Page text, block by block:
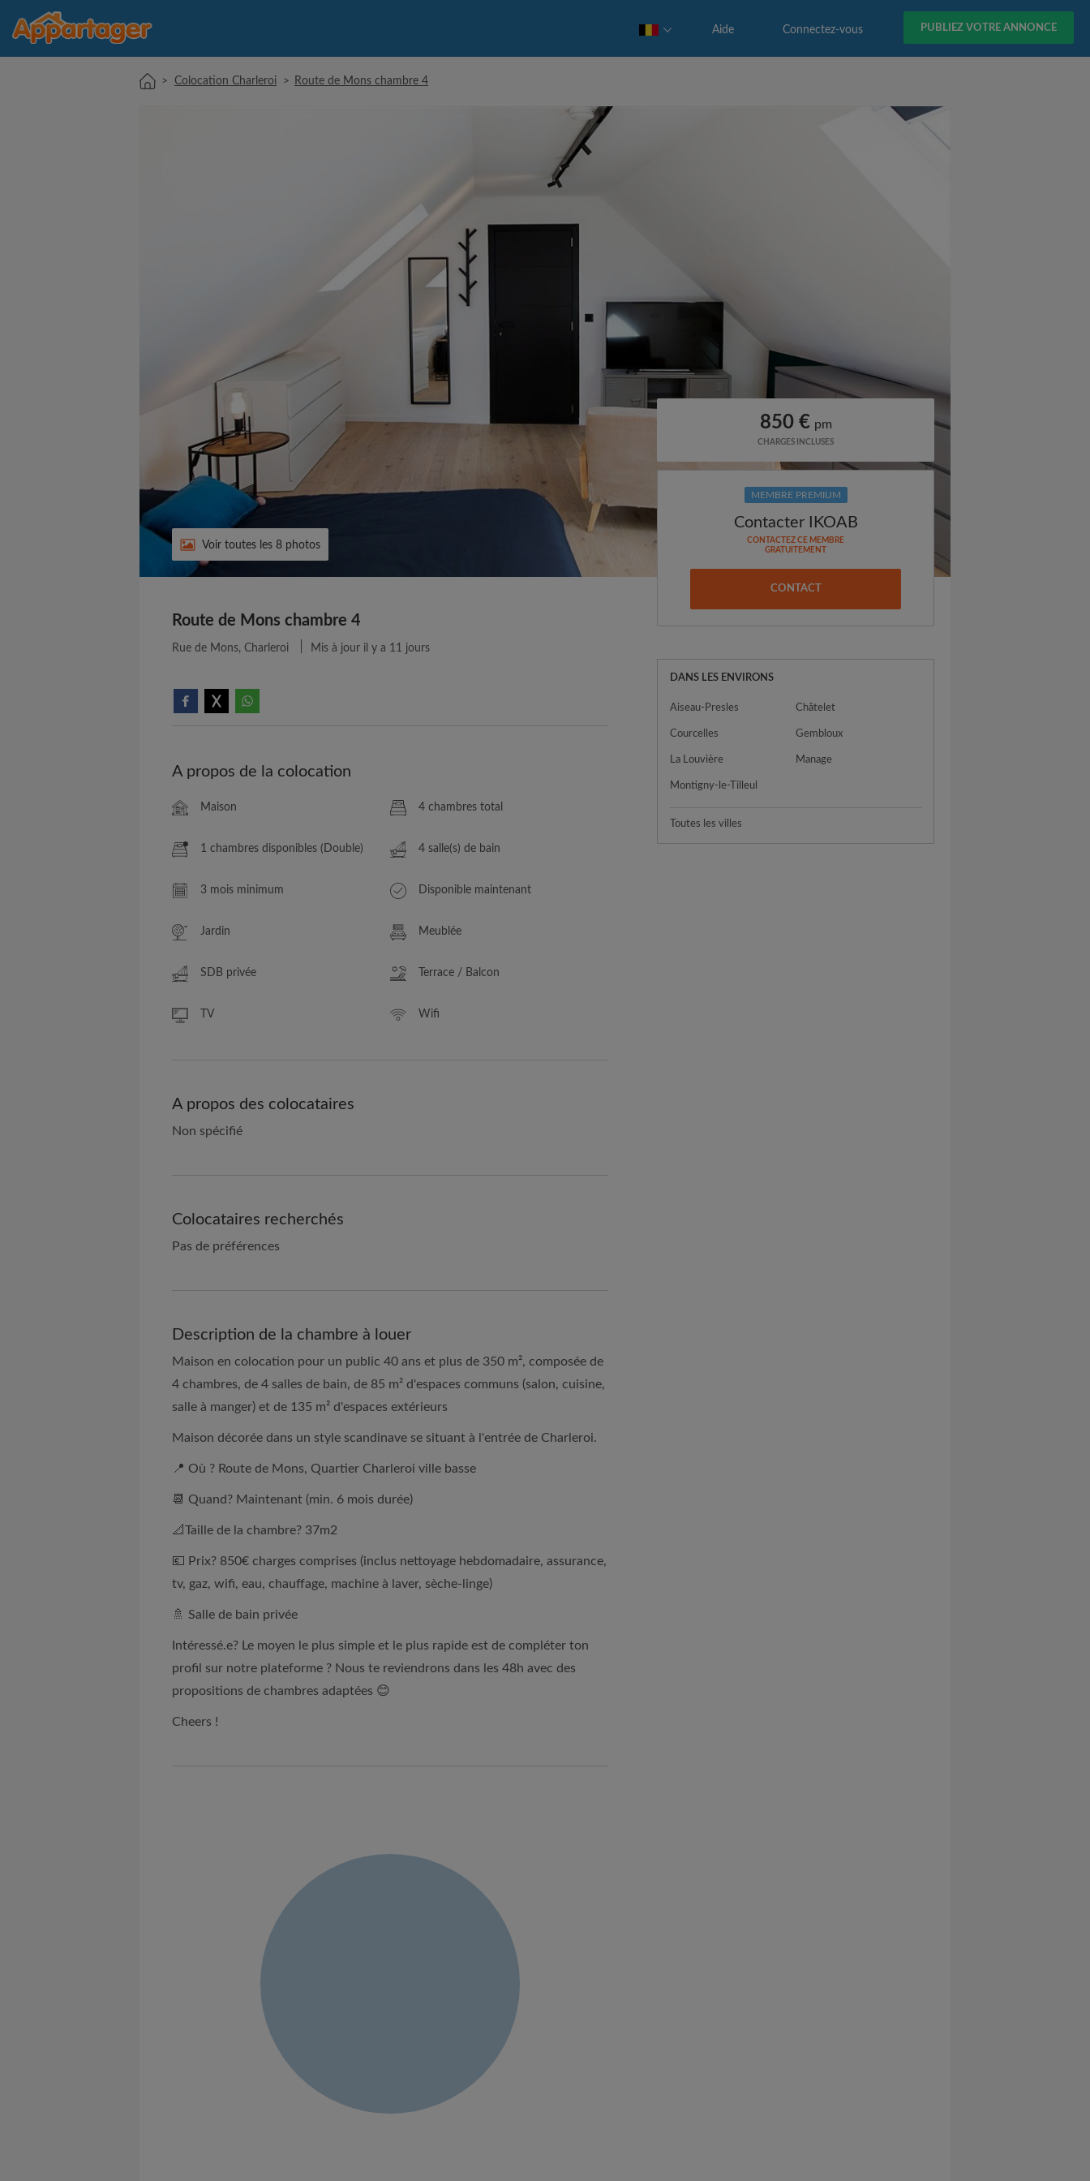
PUBLIEZ VOTRE ANNONCE
Connectez-vous
Aide
> Colocation Charleroi > Route de Mons chambre 4
Voir toutes les 8 photos
Route de Mons chambre 4
Rue de Mons, Charleroi Mis à jour il y a 11 jours
A propos de la colocation
Maison 4 chambres total
1 chambres disponibles (Double) 4 salle(s) de bain
3 mois minimum Disponible maintenant
Jardin Meublée
SDB privée Terrace / Balcon
TV Wifi
A propos des colocataires
Non spécifié
Colocataires recherchés
Pas de préférences
Description de la chambre à louer
Maison en colocation pour un public 40 ans et plus de 350 m², composée de
4 chambres, de 4 salles de bain, de 85 m² d'espaces communs (salon, cuisine,
salle à manger) et de 135 m² d'espaces extérieurs
Maison décorée dans un style scandinave se situant à l'entrée de Charleroi.
📍 Où ? Route de Mons, Quartier Charleroi ville basse
📆 Quand? Maintenant (min. 6 mois durée)
📐Taille de la chambre? 37m2
💶 Prix? 850€ charges comprises (inclus nettoyage hebdomadaire, assurance,
tv, gaz, wifi, eau, chauffage, machine à laver, sèche-linge)
🚿 Salle de bain privée
Intéressé.e? Le moyen le plus simple et le plus rapide est de compléter ton
profil sur notre plateforme ? Nous te reviendrons dans les 48h avec des
propositions de chambres adaptées 😊
Cheers !
850 € pm
CHARGES INCLUSES
MEMBRE PREMIUM
Contacter IKOAB
CONTACTEZ CE MEMBRE
GRATUITEMENT
CONTACT
DANS LES ENVIRONS
Aiseau-Presles Châtelet
Courcelles Gembloux
La Louvière Manage
Montigny-le-Tilleul
Toutes les villes